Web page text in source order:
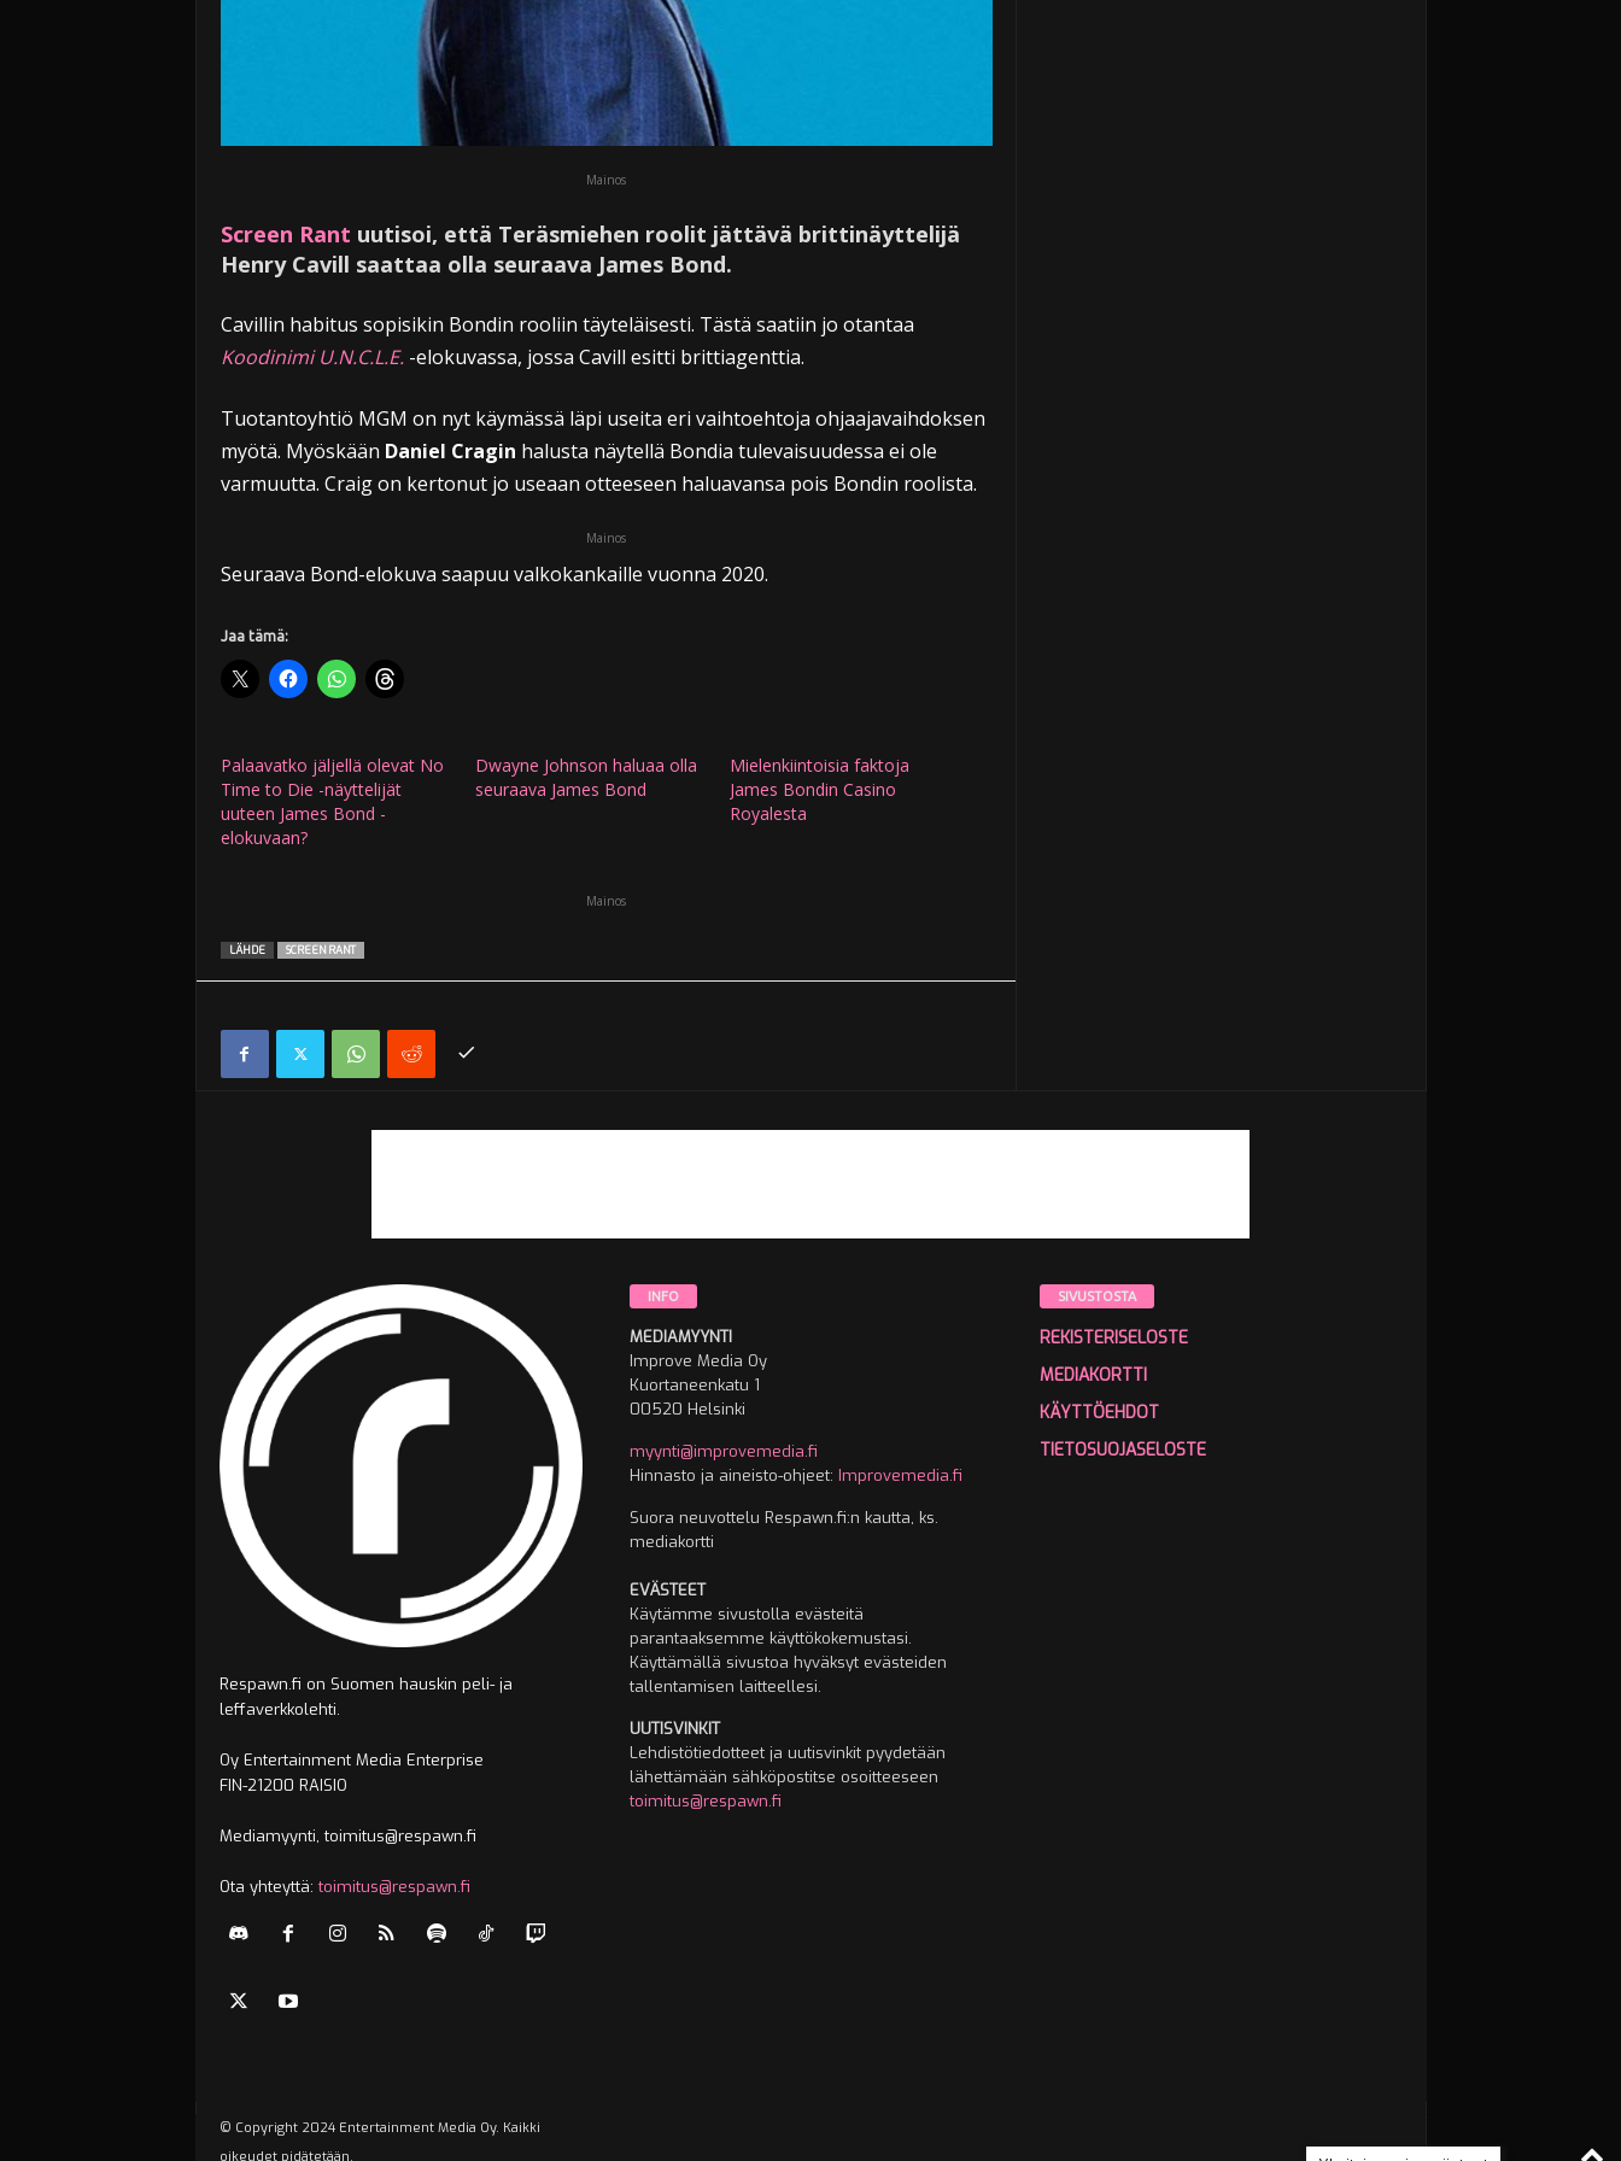
Mainos
Screen Rant uutisoi, että Teräsmiehen roolit jättävä brittinäyttelijä
Henry Cavill saattaa olla seuraava James Bond.
Cavillin habitus sopisikin Bondin rooliin täyteläisesti. Tästä saatiin jo otantaa
Koodinimi U.N.C.L.E.-elokuvassa, jossa Cavill esitti brittiagenttia.
Tuotantoyhtiö MGM on nyt käymässä läpi useita eri vaihtoehtoja ohjaajavaihdoksen
myötä. Myöskään Daniel Cragin halusta näytellä Bondia tulevaisuudessa ei ole
varmuutta. Craig on kertonut jo useaan otteeseen haluavansa pois Bondin roolista.
Mainos
Seuraava Bond-elokuva saapuu valkokankaille vuonna 2020.
Jaa tämä:
Palaavatko jäljellä olevat No
Time to Die -näyttelijät
uuteen James Bond -
elokuvaan?
Dwayne Johnson haluaa olla
seuraava James Bond
Mielenkiintoisia faktoja
James Bondin Casino
Royalesta
Mainos
LÄHDE SCREEN RANT
Respawn.fi on Suomen hauskin peli- ja
leffaverkkolehti.
Oy Entertainment Media Enterprise
FIN-21200 RAISIO
Mediamyynti, toimitus@respawn.fi
Ota yhteyttä:toimitus@respawn.fi
INFO
MEDIAMYYNTI
Improve Media Oy
Kuortaneenkatu 1
00520 Helsinki
myynti@improvemedia.fi
Hinnasto ja aineisto-ohjeet: Improvemedia.fi
Suora neuvottelu Respawn.fi:n kautta, ks.
mediakortti
EVÄSTEET
Käytämme sivustolla evästeitä
parantaaksemme käyttökokemustasi.
Käyttämällä sivustoa hyväksyt evästeiden
tallentamisen laitteellesi.
UUTISVINKIT
Lehdistötiedotteet ja uutisvinkit pyydetään
lähettämään sähköpostitse osoitteeseen
toimitus@respawn.fi
SIVUSTOSTA
REKISTERISELOSTE
MEDIAKORTTI
KÄYTTÖEHDOT
TIETOSUOJASELOSTE
© Copyright 2024 Entertainment Media Oy. Kaikki
oikeudet pidätetään.